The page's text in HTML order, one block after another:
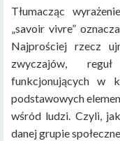
Tłumacząc
„savoir vivre”
Najprościej rzecz
zwyczajów,
funkcjonujących w
podstawowych
wśród ludzi. Czyli,
danej grupie